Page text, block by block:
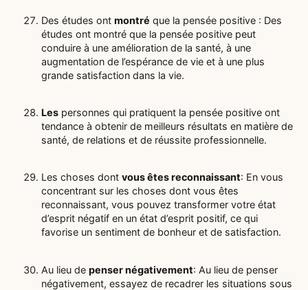
Des études ont montré que la pensée positive : Des
études ont montré que la pensée positive peut
conduire à une amélioration de la santé, à une
augmentation de l’espérance de vie et à une plus
grande satisfaction dans la vie.
Les personnes qui pratiquent la pensée positive ont
tendance à obtenir de meilleurs résultats en matière de
santé, de relations et de réussite professionnelle.
Les choses dont vous êtes reconnaissant: En vous
concentrant sur les choses dont vous êtes
reconnaissant, vous pouvez transformer votre état
d’esprit négatif en un état d’esprit positif, ce qui
favorise un sentiment de bonheur et de satisfaction.
Au lieu de penser négativement: Au lieu de penser
négativement, essayez de recadrer les situations sous